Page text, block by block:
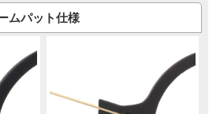
ムパット仕様